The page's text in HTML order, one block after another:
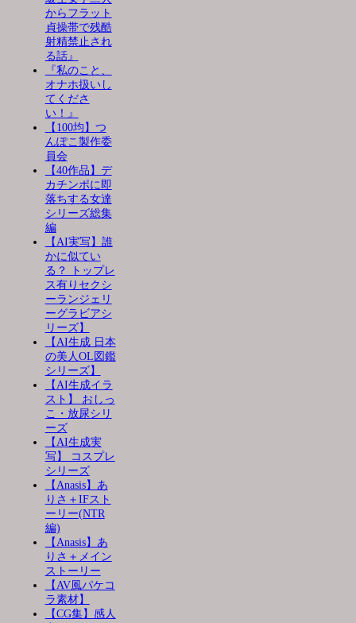
からフラット
貞操帯で残酷
射精禁止され
る話』
『私のこと、
オナホ扱いし
てくださ
い！』
【100均】つ
んぽこ製作委
員会
【40作品】デ
カチンポに即
落ちする女達
シリーズ総集
編
【AI実写】誰
かに似てい
る？ トップレ
ス有りセクシ
ーランジェリ
ーグラビアシ
リーズ】
【AI生成 日本
の美人OL図鑑
シリーズ】
【AI生成イラ
スト】 おしっ
こ・放尿シリ
ーズ
【AI生成実
写】 コスプレ
シリーズ
【Anasis】あ
りさ＋IFスト
ーリー(NTR
編)
【Anasis】あ
りさ＋メイン
ストーリー
【AV風パケコ
ラ素材】
【CG集】感人